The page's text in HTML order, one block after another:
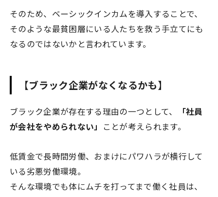
そのため、ベーシックインカムを導入することで、
そのような最貧困層にいる人たちを救う手立てにも
なるのではないかと言われています。
【ブラック企業がなくなるかも】
ブラック企業が存在する理由の一つとして、
「社員
が会社をやめられない」
ことが考えられます。
低賃金で長時間労働、おまけにパワハラが横行して
いる劣悪労働環境。
そんな環境でも体にムチを打ってまで働く社員は、